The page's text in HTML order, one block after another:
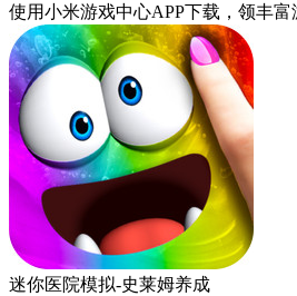
使用小米游戏中心APP下载 ，领丰
迷你医院模拟-史莱姆养成